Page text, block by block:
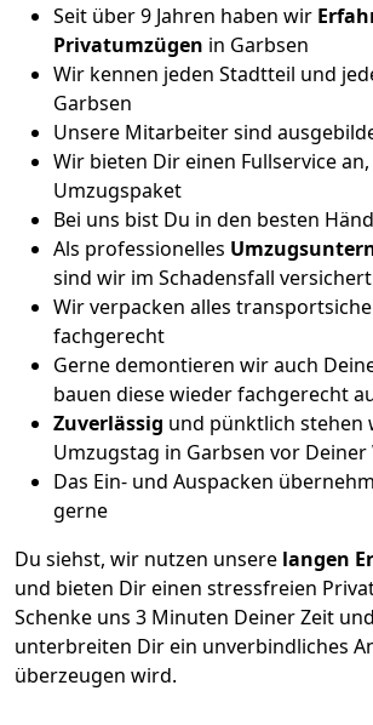
Seit über 9 Jahren haben wir
Privatumzügen in Garbsen
Wir kennen jeden Stadtteil und
Garbsen
Unsere Mitarbeiter sind
Wir bieten Dir einen Fullservice
Umzugspaket
Bei uns bist Du in den besten
Als professionelles
sind wir im Schadensfall versichert
Wir verpacken alles
fachgerecht
Gerne demontieren wir auch
bauen diese wieder fachgerecht
Zuverlässig und pünktlich stehen
Umzugstag in Garbsen vor
Das Ein- und Auspacken
gerne
Du siehst, wir nutzen unsere langen
und bieten Dir einen stressfreien
Schenke uns 3 Minuten Deiner Zeit
unterbreiten Dir ein unverbindliches
überzeugen wird.